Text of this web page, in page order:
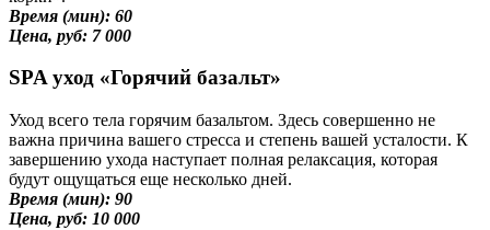
Время (мин): 60
Цена, руб: 7 000
SPA уход «Горячий базальт»
Уход всего тела горячим базальтом. Здесь совершенно не
важна причина вашего стресса и степень вашей усталости. К
завершению ухода наступает полная релаксация, которая
будут ощущаться еще несколько дней.
Время (мин): 90
Цена, руб: 10 000